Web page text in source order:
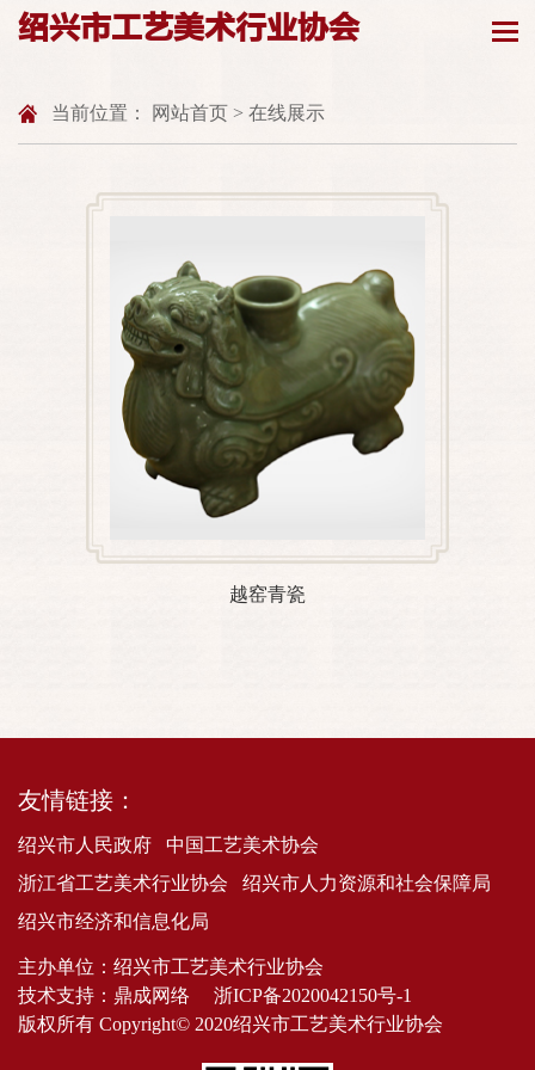
绍兴市工艺美术行业协会
当前位置： 网站首页 > 在线展示
越窑青瓷
友情链接：
绍兴市人民政府
中国工艺美术协会
浙江省工艺美术行业协会
绍兴市人力资源和社会保障局
绍兴市经济和信息化局
主办单位：绍兴市工艺美术行业协会
技术支持： 鼎成网络
浙ICP备2020042150号-1
版权所有 Copyright© 2020绍兴市工艺美术行业协会